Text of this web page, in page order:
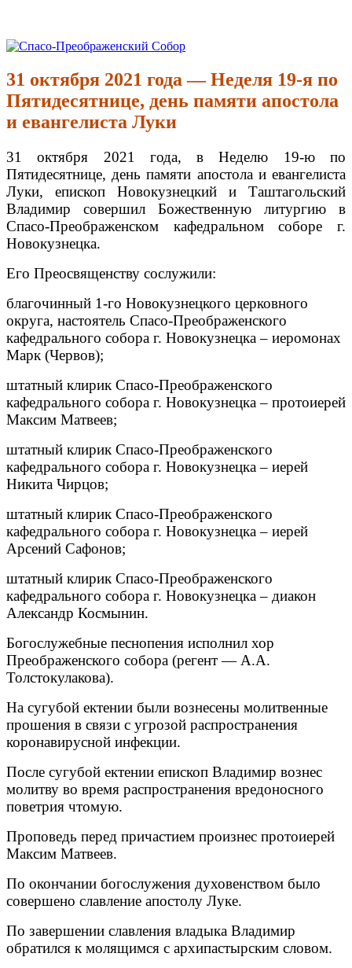
Перейти
содержимому
Спасо-Преображенский Собор
Спасо-Преображенский кафедральный Собор Новокузнецк
31 октября 2021 года — Неделя 19-я по
Пятидесятнице, день памяти апостола
и евангелиста Луки
31 октября 2021 года, в Неделю 19-ю по
Пятидесятнице, день памяти апостола и евангелиста
Луки, епископ Новокузнецкий и Таштагольский
Владимир совершил Божественную литургию в
Спасо-Преображенском кафедральном соборе г.
Новокузнецка.
Его Преосвященству сослужили:
благочинный 1-го Новокузнецкого церковного
округа, настоятель Спасо-Преображенского
кафедрального собора г. Новокузнецка – иеромонах
Марк (Червов);
штатный клирик Спасо-Преображенского
кафедрального собора г. Новокузнецка – протоиерей
Максим Матвеев;
штатный клирик Спасо-Преображенского
кафедрального собора г. Новокузнецка – иерей
Никита Чирцов;
штатный клирик Спасо-Преображенского
кафедрального собора г. Новокузнецка – иерей
Арсений Сафонов;
штатный клирик Спасо-Преображенского
кафедрального собора г. Новокузнецка – диакон
Александр Космынин.
Богослужебные песнопения исполнил хор
Преображенского собора (регент — А.А.
Толстокулакова).
На сугубой ектении были вознесены молитвенные
прошения в связи с угрозой распространения
коронавирусной инфекции.
После сугубой ектении епископ Владимир вознес
молитву во время распространения вредоносного
поветрия чтомую.
Проповедь перед причастием произнес протоиерей
Максим Матвеев.
По окончании богослужения духовенством было
совершено славление апостолу Луке.
По завершении славления владыка Владимир
обратился к молящимся с архипастырским словом.